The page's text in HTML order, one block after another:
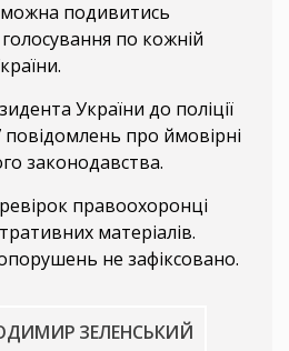
можна подивитись
по кожній
України до поліції
повідомлень про ймовірні
законодавства.
правоохоронці
матеріалів.
не зафіксовано.
ЗЕЛЕНСЬКИЙ